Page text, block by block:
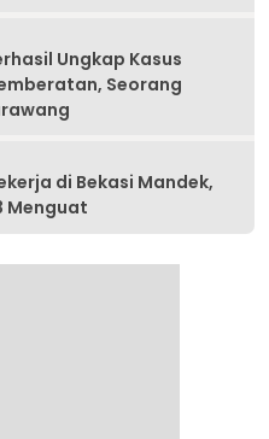
Ungkap Kasus
Seorang
di Bekasi Mandek,
Menguat